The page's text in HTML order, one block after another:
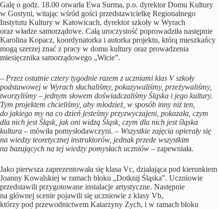
Galę o godz. 18.00 otwarła Ewa Surma, p.o. dyrektor Domu Kultury
w Gostyni, witając wśród gości przedstawicielkę Regionalnego
Instytutu Kultury w Katowicach, dyrektor szkoły w Wyrach
oraz władze samorządowe. Całą uroczystość poprowadziła następnie
Karolina Kopacz, koordynatorka i autorka projektu, którą mieszkańcy
mogą szerzej znać z pracy w domu kultury oraz prowadzenia
miesięcznika samorządowego „Wicie”.
– Przez ostatnie cztery tygodnie razem z uczniami klas V szkoły
podstawowej w Wyrach słuchaliśmy, pokazywaliśmy, przeżywaliśmy,
tworzyliśmy – jednym słowem doświadczaliśmy Śląska i jego kultury.
Tym projektem chcieliśmy, aby młodzież, w sposób inny niż ten,
do jakiego my na co dzień jesteśmy przyzwyczajeni, pokazała, czym
dla nich jest Śląsk, jak oni widzą Śląsk, czym dla nich jest śląska
kultura – mówiła pomysłodawczyni. – Wszystkie zajęcia opierały się
na wiedzy teoretycznej instruktorów, jednak przede wszystkim
na bazujących na tej wiedzy pomysłach uczniów – zapewniała.
Jako pierwsza zaprezentowała się klasa Vc, działająca pod kierunkiem
Joanny Kowalskiej w ramach bloku „Dotknij Śląska”. Uczniowie
przedstawili przygotowane instalacje artystyczne. Następnie
na głównej scenie pojawili się uczniowie z klasy Vb,
którzy pod przewodnictwem Katarzyny Zych, i w ramach bloku